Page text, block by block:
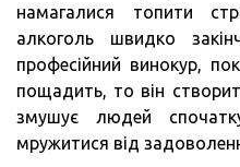
намагалися топити
алкоголь швидко
професійний винокур,
пощадить, то він
змушує людей
мружитися від